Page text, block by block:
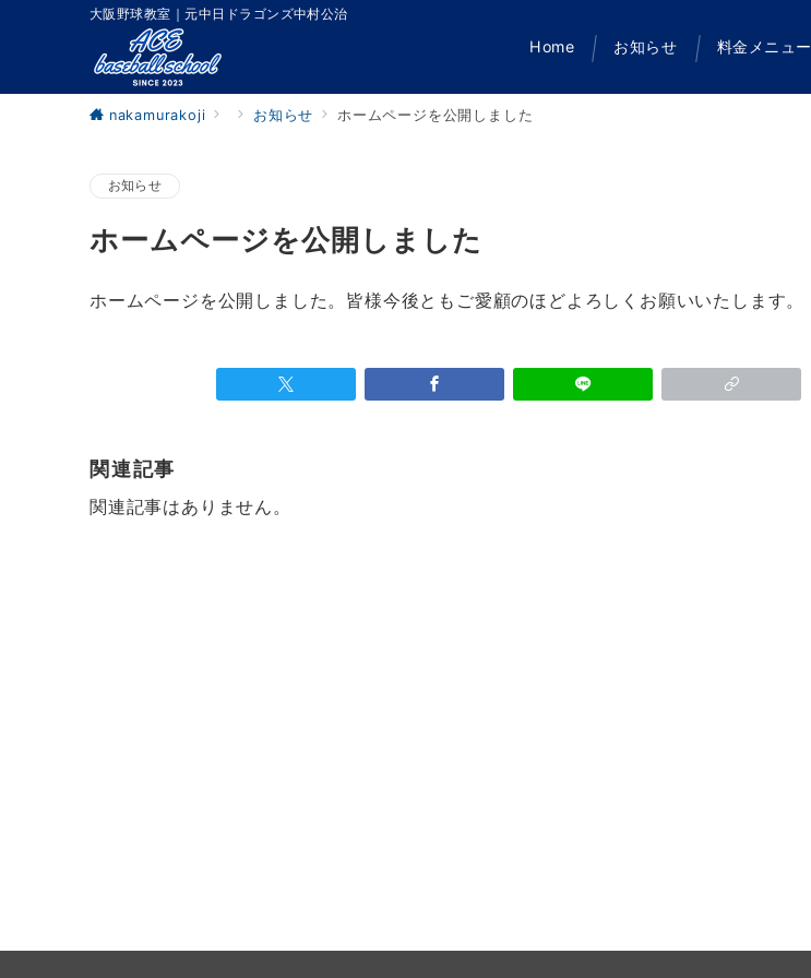
大阪野球教室｜元中日ドラゴンズ中村公治
Home お知らせ 料金メニュー
nakamurakoji お知らせ ホームページを公開しました
お知らせ
ホームページを公開しました
ホームページを公開しました。皆様今後ともご愛顧のほどよろしくお願いいたします。
関連記事
関連記事はありません。